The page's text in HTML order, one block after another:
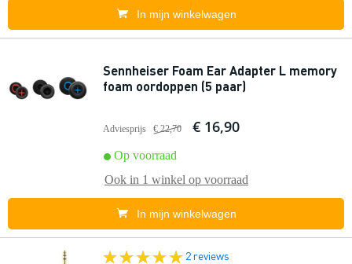
In mijn winkelwagen
Sennheiser Foam Ear Adapter L memory
foam oordoppen (5 paar)
Adviesprijs € 22,70 € 16,90
Op voorraad
Ook in 1 winkel op voorraad
In mijn winkelwagen
2 reviews